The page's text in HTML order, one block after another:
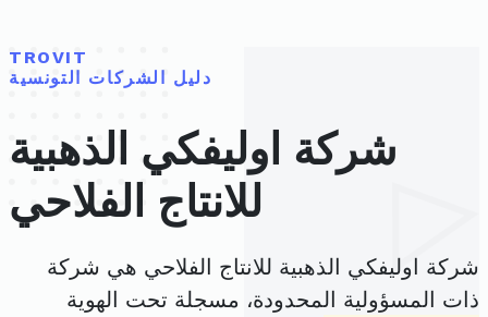
TROVIT
دليل الشركات التونسية
شركة اوليفكي الذهبية
للانتاج الفلاحي
شركة اوليفكي الذهبية للانتاج الفلاحي هي شركة
ذات المسؤولية المحدودة، مسجلة تحت الهوية